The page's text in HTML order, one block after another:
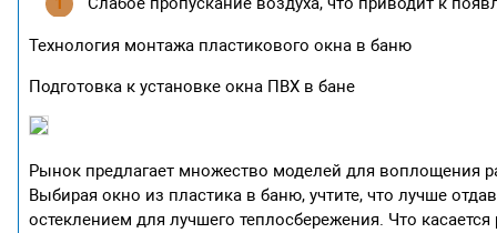
Технология монтажа пластикового окна в баню
Подготовка к установке окна ПВХ в бане
Рынок предлагает множество моделей для воплощения
Выбирая окно из пластика в баню, учтите, что лучше
остеклением для лучшего теплосбережения. Что